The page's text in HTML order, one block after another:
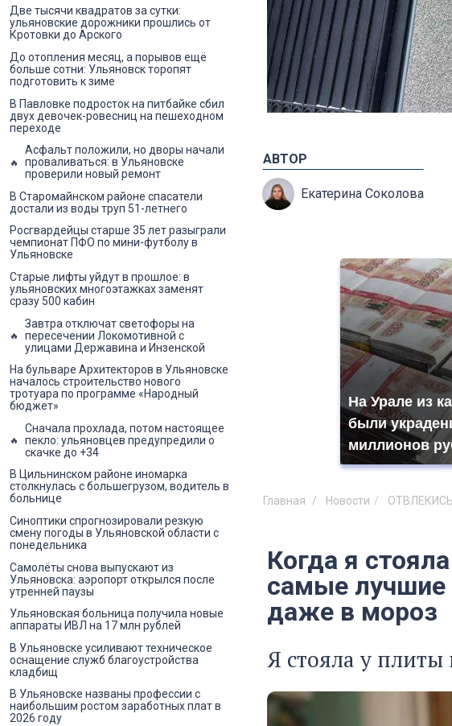
АВТОР
Екатерина Соколова
На Урале из
были
миллионов
Главная Новости ОТВЛЕКИСЬ
Когда я
самые лучшие
даже в мороз
Я стояла у плиты
Две тысячи квадратов за сутки:
ульяновские дорожники прошлись от
Кротовки до Арского
До отопления месяц, а порывов ещё
больше сотни: Ульяновск торопят
подготовить к зиме
В Павловке подросток на питбайке сбил
двух девочек-ровесниц на пешеходном
переходе
Асфальт положили, но дворы начали
проваливаться: в Ульяновске
проверили новый ремонт
В Старомайнском районе спасатели
достали из воды труп 51-летнего
Росгвардейцы старше 35 лет разыграли
чемпионат ПФО по мини-футболу в
Ульяновске
Старые лифты уйдут в прошлое: в
ульяновских многоэтажках заменят
сразу 500 кабин
Завтра отключат светофоры на
пересечении Локомотивной с
улицами Державина и Инзенской
На бульваре Архитекторов в Ульяновске
началось строительство нового
тротуара по программе «Народный
бюджет»
Сначала прохлада, потом настоящее
пекло: ульяновцев предупредили о
скачке до +34
В Цильнинском районе иномарка
столкнулась с большегрузом, водитель в
больнице
Синоптики спрогнозировали резкую
смену погоды в Ульяновской области с
понедельника
Самолёты снова выпускают из
Ульяновска: аэропорт открылся после
утренней паузы
Ульяновская больница получила новые
аппараты ИВЛ на 17 млн рублей
В Ульяновске усиливают техническое
оснащение служб благоустройства
кладбищ
В Ульяновске названы профессии с
наибольшим ростом заработных плат в
2026 году